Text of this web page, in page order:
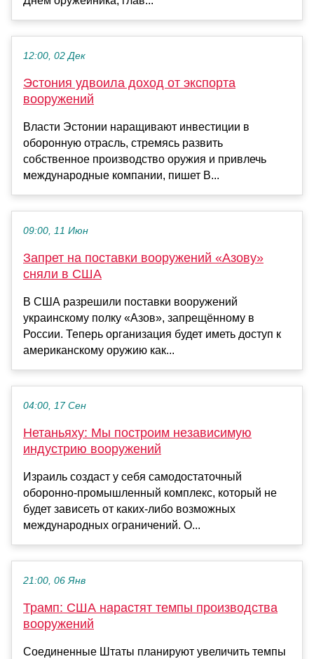
12:00, 02 Дек
Эстония удвоила доход от экспорта
вооружений
Власти Эстонии наращивают инвестиции в
оборонную отрасль, стремясь развить
собственное производство оружия и привлечь
международные компании, пишет B...
09:00, 11 Июн
Запрет на поставки вооружений «Азову»
сняли в США
В США разрешили поставки вооружений
украинскому полку «Азов», запрещённому в
России. Теперь организация будет иметь доступ к
американскому оружию как...
04:00, 17 Сен
Нетаньяху: Мы построим независимую
индустрию вооружений
Израиль создаст у себя самодостаточный
оборонно-промышленный комплекс, который не
будет зависеть от каких-либо возможных
международных ограничений. О...
21:00, 06 Янв
Трамп: США нарастят темпы производства
вооружений
Соединенные Штаты планируют увеличить темпы